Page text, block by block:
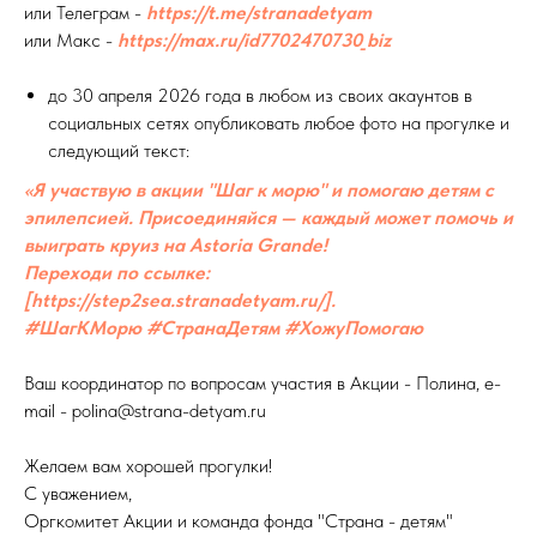
или Телеграм - https://t.me/stranadetyam
или Макс - https://max.ru/id7702470730_biz
до 30 апреля 2026 года в любом из своих акаунтов в
социальных сетях опубликовать любое фото на прогулке и
следующий текст:
«Я участвую в акции "Шаг к морю" и помогаю детям с
эпилепсией. Присоединяйся — каждый может помочь и
выиграть круиз на Astoria Grande!
Переходи по ссылке:
[https://step2sea.stranadetyam.ru/].
#ШагКМорю #СтранаДетям #ХожуПомогаю
Ваш координатор по вопросам участия в Акции - Полина, e-
mail - polina@strana-detyam.ru
Желаем вам хорошей прогулки!
С уважением,
Оргкомитет Акции и команда фонда "Страна - детям"